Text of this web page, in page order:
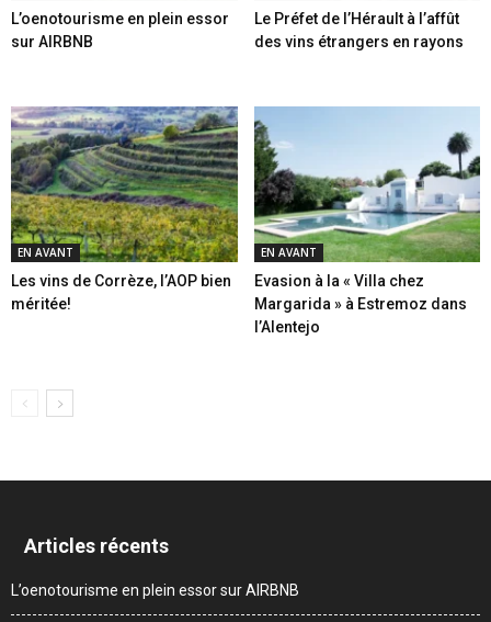
L’oenotourisme en plein essor
sur AIRBNB
Le Préfet de l’Hérault à l’affût
des vins étrangers en rayons
EN AVANT
Les vins de Corrèze, l’AOP bien
méritée!
EN AVANT
Evasion à la « Villa chez
Margarida » à Estremoz dans
l’Alentejo
Articles récents
L’oenotourisme en plein essor sur AIRBNB